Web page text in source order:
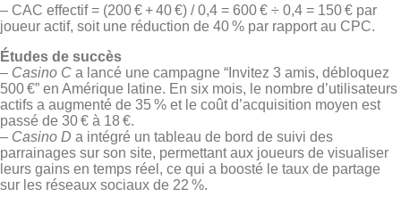
– CAC effectif = (200 € + 40 €) / 0,4 = 600 € ÷ 0,4 = 150 € par
joueur actif, soit une réduction de 40 % par rapport au CPC.
Études de succès
– Casino C a lancé une campagne “Invitez 3 amis, débloquez
500 €” en Amérique latine. En six mois, le nombre d’utilisateurs
actifs a augmenté de 35 % et le coût d’acquisition moyen est
passé de 30 € à 18 €.
– Casino D a intégré un tableau de bord de suivi des
parrainages sur son site, permettant aux joueurs de visualiser
leurs gains en temps réel, ce qui a boosté le taux de partage
sur les réseaux sociaux de 22 %.